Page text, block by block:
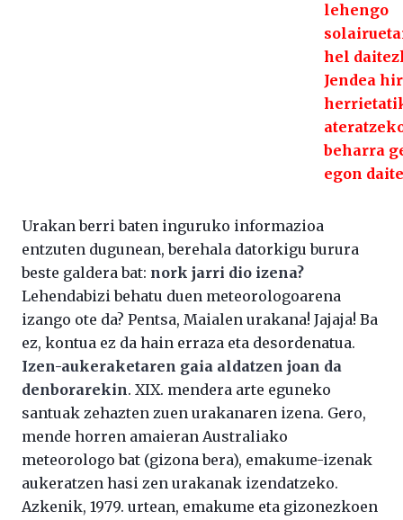
lehengo
hel
Jendea
beharra
egon
Urakan berri baten inguruko informazioa
entzuten dugunean, berehala datorkigu burura
beste galdera bat: nork jarri dio izena?
Lehendabizi behatu duen meteorologoarena
izango ote da? Pentsa, Maialen urakana! Jajaja! Ba
ez, kontua ez da hain erraza eta desordenatua.
Izen-aukeraketaren gaia aldatzen joan da
denborarekin. XIX. mendera arte eguneko
santuak zehazten zuen urakanaren izena. Gero,
mende horren amaieran Australiako
meteorologo bat (gizona bera), emakume-izenak
aukeratzen hasi zen urakanak izendatzeko.
Azkenik, 1979. urtean, emakume eta gizonezkoen